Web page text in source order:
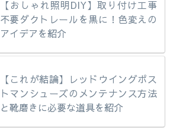
【おしゃれ照明DIY】取り付け工事
不要ダクトレールを黒に！色変えの
アイデアを紹介
【これが結論】レッドウイングポス
トマンシューズのメンテナンス方法
と靴磨きに必要な道具を紹介